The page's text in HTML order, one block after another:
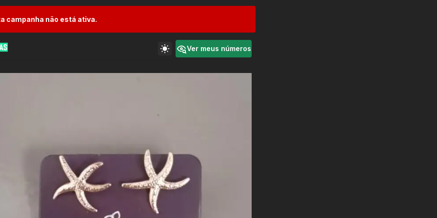
campanha não está ativa.
Ver meus números